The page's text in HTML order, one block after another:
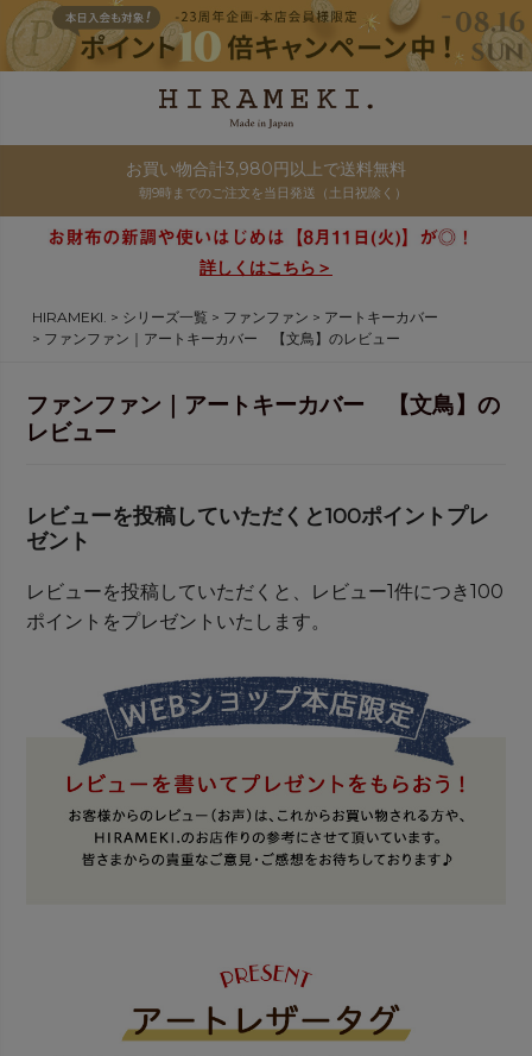
お買い物合計3,980円以上で送料無料
朝9時までのご注文を当日発送（土日祝除く）
詳しくはこちら＞
HIRAMEKI. シリーズ一覧 ファンファン
アートキーカバー
ファンファン｜アートキーカバー 【文鳥】のレビュー
ファンファン｜アートキーカバー 【文鳥】の
レビュー
レビューを投稿していただくと100ポイントプレ
ゼント
レビューを投稿していただくと、レビュー1件につき100
ポイントをプレゼントいたします。